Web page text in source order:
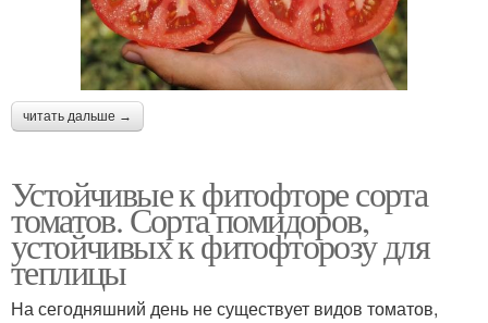
читать дальше →
Устойчивые к фитофторе сорта
томатов. Сорта помидоров,
устойчивых к фитофторозу для
теплицы
На сегодняшний день не существует видов томатов,